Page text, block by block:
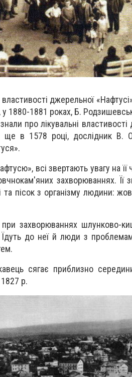
джерельної
1880-1881 роках, Б.
про лікувальні
ще в 1578 році, дослідник В.
всі звертають увагу на її
захворюваннях. Її
та пісок з організму людини:
захворюваннях шлунково-
до неї й люди з
сягає приблизно
р.